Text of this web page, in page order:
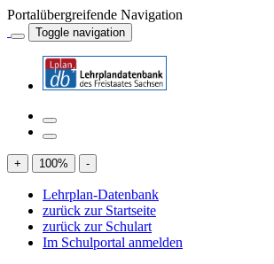
Portalübergreifende Navigation
Toggle navigation
+ 100% -
Lehrplan-Datenbank
zurück zur Startseite
zurück zur Schulart
Im Schulportal anmelden